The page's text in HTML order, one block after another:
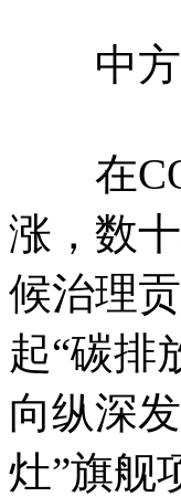
中方
在
涨，数
候治理
起“碳排
向纵深
灶”旗舰